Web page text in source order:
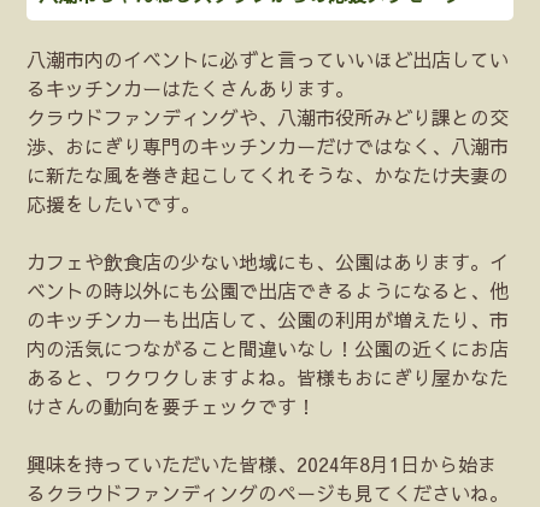
八潮市内のイベントに必ずと言っていいほど出店してい
るキッチンカーはたくさんあります。
クラウドファンディングや、八潮市役所みどり課との交
渉、おにぎり専門のキッチンカーだけではなく、八潮市
に新たな風を巻き起こしてくれそうな、かなたけ夫妻の
応援をしたいです。
カフェや飲食店の少ない地域にも、公園はあります。イ
ベントの時以外にも公園で出店できるようになると、他
のキッチンカーも出店して、公園の利用が増えたり、市
内の活気につながること間違いなし！公園の近くにお店
あると、ワクワクしますよね。皆様もおにぎり屋かなた
けさんの動向を要チェックです！
興味を持っていただいた皆様、2024年8月1日から始ま
るクラウドファンディングのページも見てくださいね。